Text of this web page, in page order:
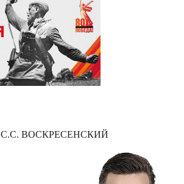
С.С. ВОСКРЕСЕНСКИЙ